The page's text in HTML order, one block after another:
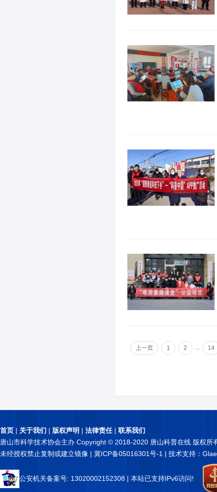
上一页 1 2 ... 14
首页 | 关于我们 | 版权声明 | 法律责任| 联系我们
唐山市科学技术协会主办 Copyright © 2018-2020 唐山科普在线 版权所
未经授权禁止复制或建立镜像 | 冀ICP备05016301号-1 | 技术支持：
公安机关备案号: 13020002152308 | 本站已支持IPv6访问!